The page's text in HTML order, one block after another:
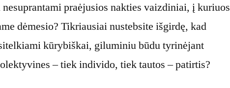
praėjusios nakties vaizdiniai, į kuriuos
dėmesio? Tikriausiai nustebsite išgirdę, kad
kūrybiškai, giluminiu būdu tyrinėjant
– tiek individo, tiek tautos – patirtis?